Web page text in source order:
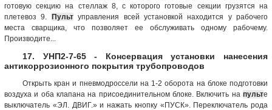
готовую секцию на стеллаж 8, с которого готовые секции грузятся на
плетевоз 9. Пультуправления всей установкой находится у рабочего
места сварщика, что позволяет ее обслуживать одному рабочему.
Производите...
17. УНП2-7-65 - Консервация установки нанесения
антикоррозионного покрытия трубопроводов
Открыть кран и пневмодроссели на 1-2 оборота на блоке подготовки
воздуха и оба клапана на присоединительном блоке. Включить на пульте
выключатель «ЭЛ. ДВИГ.» и нажать кнопку «ПУСК». Переключатель рода